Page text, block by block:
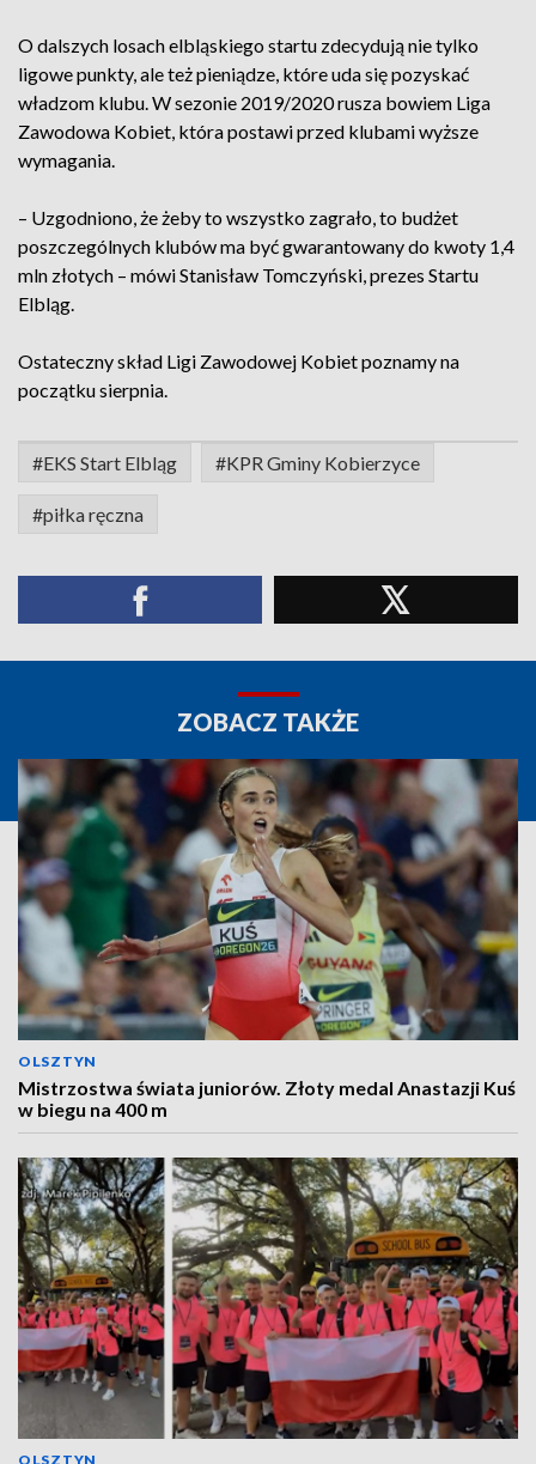
O dalszych losach elbląskiego startu zdecydują nie tylko
ligowe punkty, ale też pieniądze, które uda się pozyskać
władzom klubu. W sezonie 2019/2020 rusza bowiem Liga
Zawodowa Kobiet, która postawi przed klubami wyższe
wymagania.
– Uzgodniono, że żeby to wszystko zagrało, to budżet
poszczególnych klubów ma być gwarantowany do kwoty 1,4
mln złotych – mówi Stanisław Tomczyński, prezes Startu
Elbląg.
Ostateczny skład Ligi Zawodowej Kobiet poznamy na
początku sierpnia.
#EKS Start Elbląg #KPR Gminy Kobierzyce
#piłka ręczna
ZOBACZ TAKŻE
OLSZTYN
Mistrzostwa świata juniorów. Złoty medal Anastazji Kuś
w biegu na 400 m
OLSZTYN